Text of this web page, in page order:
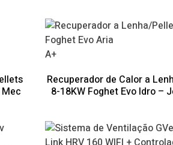
A+
Recuperador de Calor a
8-18KW Foghet Evo Idro –